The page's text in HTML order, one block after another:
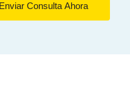
Enviar Consulta Ahora